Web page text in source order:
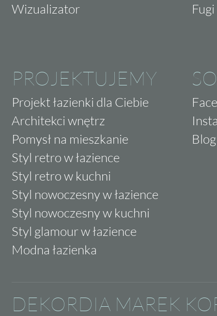
Wizualizator
PROJEKTUJEMY
Projekt łazienki dla Ciebie
Architekci wnętrz
Pomysł na mieszkanie
Styl retro w łazience
Styl retro w kuchni
Styl nowoczesny w łazience
Styl nowoczesny w kuchni
Styl glamour w łazience
Modna łazienka
Blog
DEKORDIA MAREK